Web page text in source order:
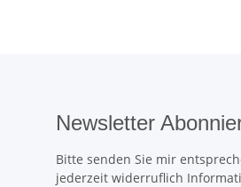
Newsletter
Bitte senden Sie mir
jederzeit widerruflich